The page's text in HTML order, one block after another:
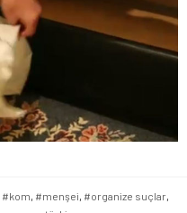
#kom, #menşei, #organize suçlar,